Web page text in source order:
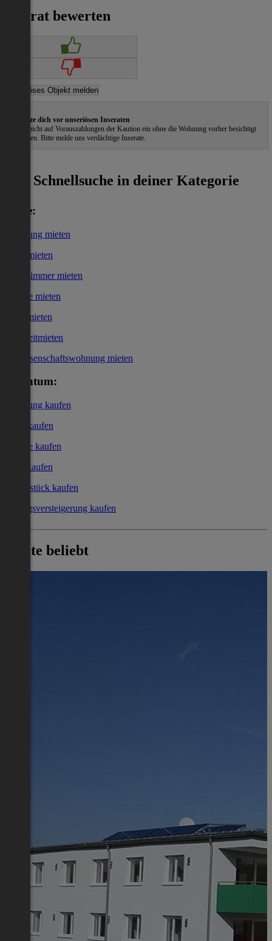
Inserat bewerten
Schütze dich vor unseriösen Inseraten
Gehe nicht auf Vorauszahlungen der Kaution ein ohne die Wohnung vorher besichtigt
zu haben. Bitte melde uns verdächtige Inserate.
Schnellsuche in deiner Kategorie
Miete:
Wohnung mieten
Haus mieten
WG-Zimmer mieten
Garage mieten
Büro mieten
Kurzzeitmieten
Genossenschaftswohnung mieten
Eigentum:
Wohnung kaufen
Haus kaufen
Garage kaufen
Büro kaufen
Grundstück kaufen
Zwangsversteigerung kaufen
Heute beliebt